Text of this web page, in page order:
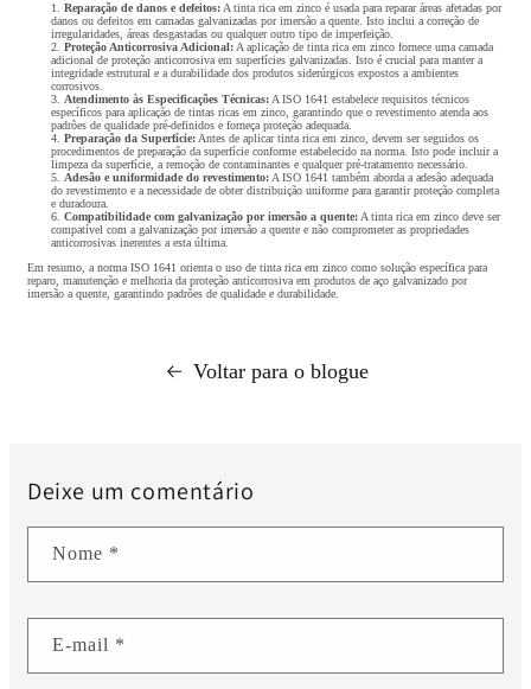
Reparação de danos e defeitos: A tinta rica em zinco é usada para reparar áreas afetadas por
danos ou defeitos em camadas galvanizadas por imersão a quente. Isto inclui a correção de
irregularidades, áreas desgastadas ou qualquer outro tipo de imperfeição.
Proteção Anticorrosiva Adicional: A aplicação de tinta rica em zinco fornece uma camada
adicional de proteção anticorrosiva em superfícies galvanizadas. Isto é crucial para manter a
integridade estrutural e a durabilidade dos produtos siderúrgicos expostos a ambientes
corrosivos.
Atendimento às Especificações Técnicas: A ISO 1641 estabelece requisitos técnicos
específicos para aplicação de tintas ricas em zinco, garantindo que o revestimento atenda aos
padrões de qualidade pré-definidos e forneça proteção adequada.
Preparação da Superfície: Antes de aplicar tinta rica em zinco, devem ser seguidos os
procedimentos de preparação da superfície conforme estabelecido na norma. Isto pode incluir a
limpeza da superfície, a remoção de contaminantes e qualquer pré-tratamento necessário.
Adesão e uniformidade do revestimento: A ISO 1641 também aborda a adesão adequada
do revestimento e a necessidade de obter distribuição uniforme para garantir proteção completa
e duradoura.
Compatibilidade com galvanização por imersão a quente: A tinta rica em zinco deve ser
compatível com a galvanização por imersão a quente e não comprometer as propriedades
anticorrosivas inerentes a esta última.
Em resumo, a norma ISO 1641 orienta o uso de tinta rica em zinco como solução específica para
reparo, manutenção e melhoria da proteção anticorrosiva em produtos de aço galvanizado por
imersão a quente, garantindo padrões de qualidade e durabilidade.
Voltar para o blogue
Deixe um comentário
Nome *
E-mail *